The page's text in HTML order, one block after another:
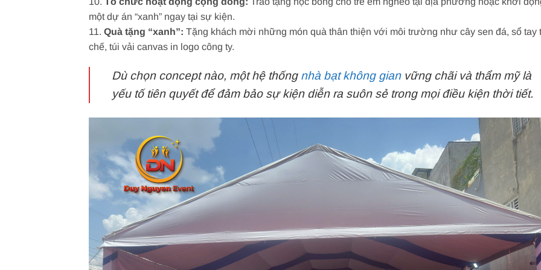
một dự án “xanh” ngay tại sự kiện.
11. Quà tặng “xanh”: Tặng khách mời những món quà thân thiện với môi trường như cây sen đá, sổ tay
chế, túi vải canvas in logo công ty.
Dù chọn concept nào, một hệ thống nhà bạt không gianvững chãi và thẩm mỹ là
yếu tố tiên quyết để đảm bảo sự kiện diễn ra suôn sẻ trong mọi điều kiện thời tiết.